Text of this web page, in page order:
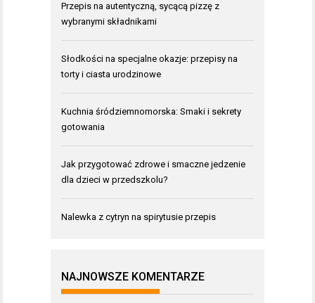
Przepis na autentyczną, sycącą pizzę z
wybranymi składnikami
Słodkości na specjalne okazje: przepisy na
torty i ciasta urodzinowe
Kuchnia śródziemnomorska: Smaki i sekrety
gotowania
Jak przygotować zdrowe i smaczne jedzenie
dla dzieci w przedszkolu?
Nalewka z cytryn na spirytusie przepis
NAJNOWSZE KOMENTARZE